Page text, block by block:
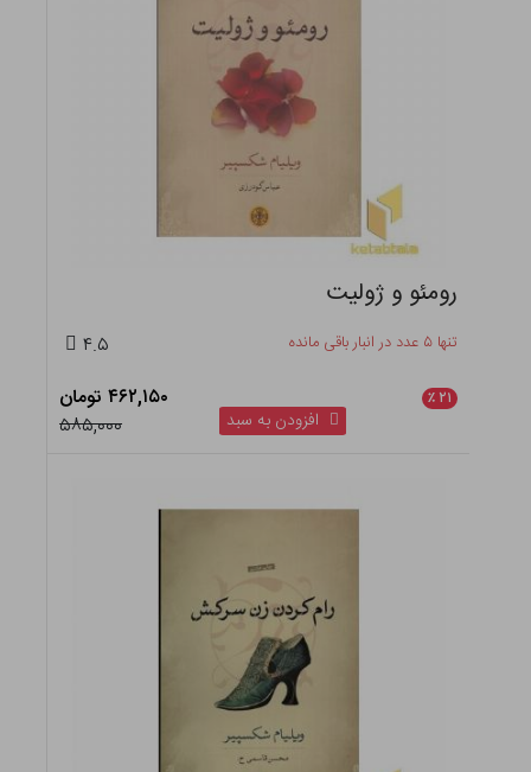
رومئو و ژولیت
تنها ۵ عدد در انبار باقی مانده ۴.۵
۲۱ ٪
۴۶۲,۱۵۰ تومان
۵۸۵,۰۰۰
افزودن به سبد